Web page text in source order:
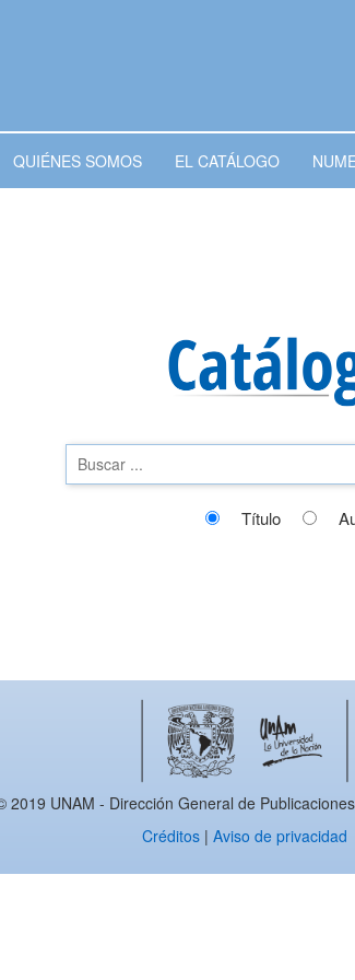
QUIÉNES SOMOS EL CATÁLOGO
Título
2019 UNAM - Dirección General de
Créditos | Aviso de privacidad